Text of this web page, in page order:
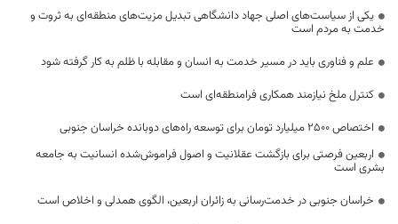
یکی از سیاست‌های اصلی جهاد دانشگاهی تبدیل مزیت‌های منطقه‌ای به ثروت و
خدمت به مردم است
علم و فناوری باید در مسیر خدمت به انسان و مقابله با ظلم به کار گرفته شود
کنترل ملخ نیازمند همکاری فرامنطقه‌ای است
اختصاص 2500 میلیارد تومان برای توسعه راه‌های دوبانده خراسان جنوبی
اربعین فرصتی برای بازگشت عقلانیت و اصول فراموش‌شده انسانیت به جامعه
بشری است
خراسان جنوبی در خدمت‌رسانی به زائران اربعین، الگوی همدلی و اخلاص است